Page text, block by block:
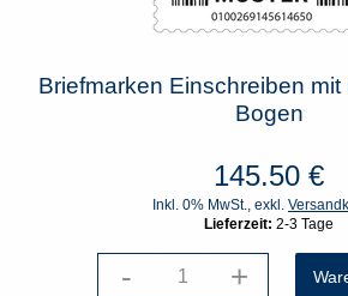
Briefmarken Einschreiben
Bogen
145.50 €
Inkl. 0% MwSt., exkl.
Lieferzeit: 2-3 Tage
- +